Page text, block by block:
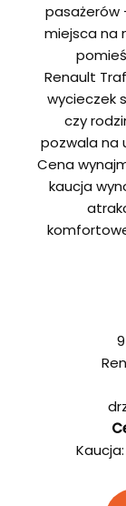
pasażerów
miejsca na
Renault
wycieczek
czy
pozwala na
Cena
kaucja